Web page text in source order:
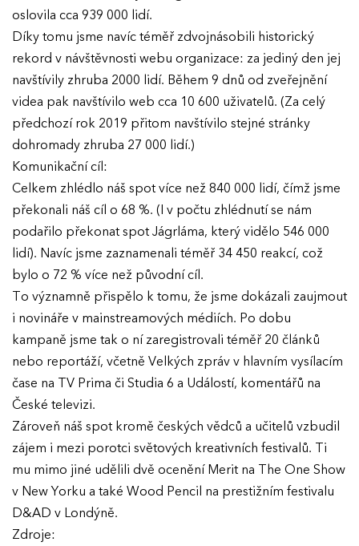
oslovila cca 939 000 lidí.
Díky tomu jsme navíc téměř zdvojnásobili historický
rekord v návštěvnosti webu organizace: za jediný den jej
navštívily zhruba 2000 lidí. Během 9 dnů od zveřejnění
videa pak navštívilo web cca 10 600 uživatelů. (Za celý
předchozí rok 2019 přitom navštívilo stejné stránky
dohromady zhruba 27 000 lidí.)
Komunikační cíl:
Celkem zhlédlo náš spot více než 840 000 lidí, čímž jsme
překonali náš cíl o 68 %. (I v počtu zhlédnutí se nám
podařilo překonat spot Jágrláma, který vidělo 546 000
lidí). Navíc jsme zaznamenali téměř 34 450 reakcí, což
bylo o 72 % více než původní cíl.
To významně přispělo k tomu, že jsme dokázali zaujmout
i novináře v mainstreamových médiích. Po dobu
kampaně jsme tak o ní zaregistrovali téměř 20 článků
nebo reportáží, včetně Velkých zpráv v hlavním vysílacím
čase na TV Prima či Studia 6 a Událostí, komentářů na
České televizi.
Zároveň náš spot kromě českých vědců a učitelů vzbudil
zájem i mezi porotci světových kreativních festivalů. Ti
mu mimo jiné udělili dvě ocenění Merit na The One Show
v New Yorku a také Wood Pencil na prestižním festivalu
D&AD v Londýně.
Zdroje: